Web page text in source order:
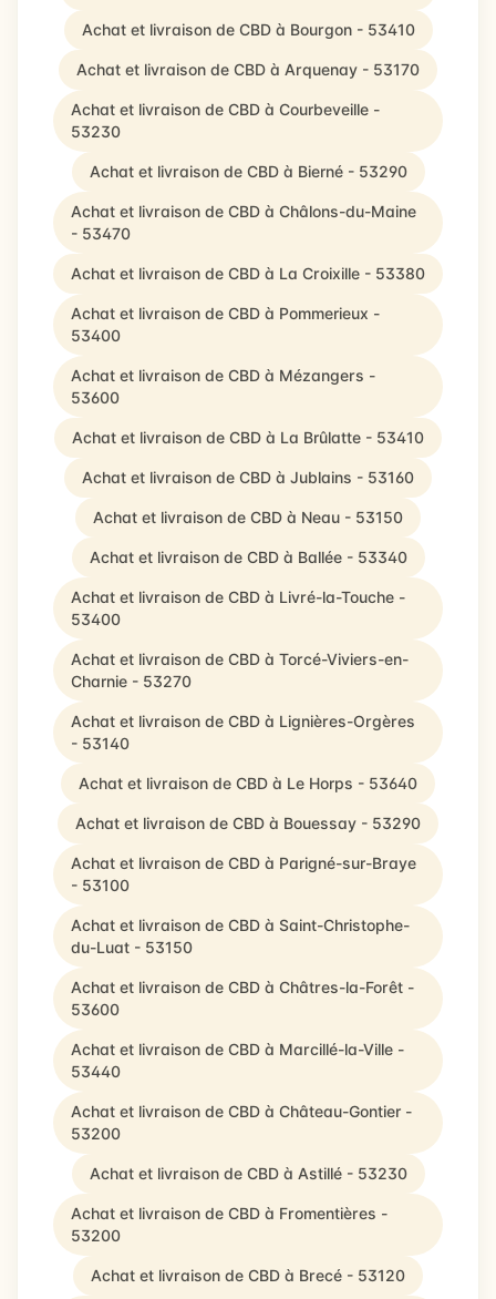
Achat et livraison de CBD à Bourgon - 53410
Achat et livraison de CBD à Arquenay - 53170
Achat et livraison de CBD à Courbeveille -
53230
Achat et livraison de CBD à Bierné - 53290
Achat et livraison de CBD à Châlons-du-Maine
- 53470
Achat et livraison de CBD à La Croixille - 53380
Achat et livraison de CBD à Pommerieux -
53400
Achat et livraison de CBD à Mézangers -
53600
Achat et livraison de CBD à La Brûlatte - 53410
Achat et livraison de CBD à Jublains - 53160
Achat et livraison de CBD à Neau - 53150
Achat et livraison de CBD à Ballée - 53340
Achat et livraison de CBD à Livré-la-Touche -
53400
Achat et livraison de CBD à Torcé-Viviers-en-
Charnie - 53270
Achat et livraison de CBD à Lignières-Orgères
- 53140
Achat et livraison de CBD à Le Horps - 53640
Achat et livraison de CBD à Bouessay - 53290
Achat et livraison de CBD à Parigné-sur-Braye
- 53100
Achat et livraison de CBD à Saint-Christophe-
du-Luat - 53150
Achat et livraison de CBD à Châtres-la-Forêt -
53600
Achat et livraison de CBD à Marcillé-la-Ville -
53440
Achat et livraison de CBD à Château-Gontier -
53200
Achat et livraison de CBD à Astillé - 53230
Achat et livraison de CBD à Fromentières -
53200
Achat et livraison de CBD à Brecé - 53120